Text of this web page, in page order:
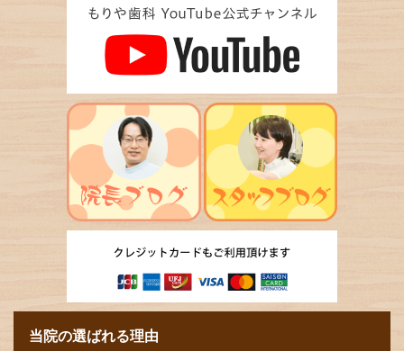
当院の選ばれる理由